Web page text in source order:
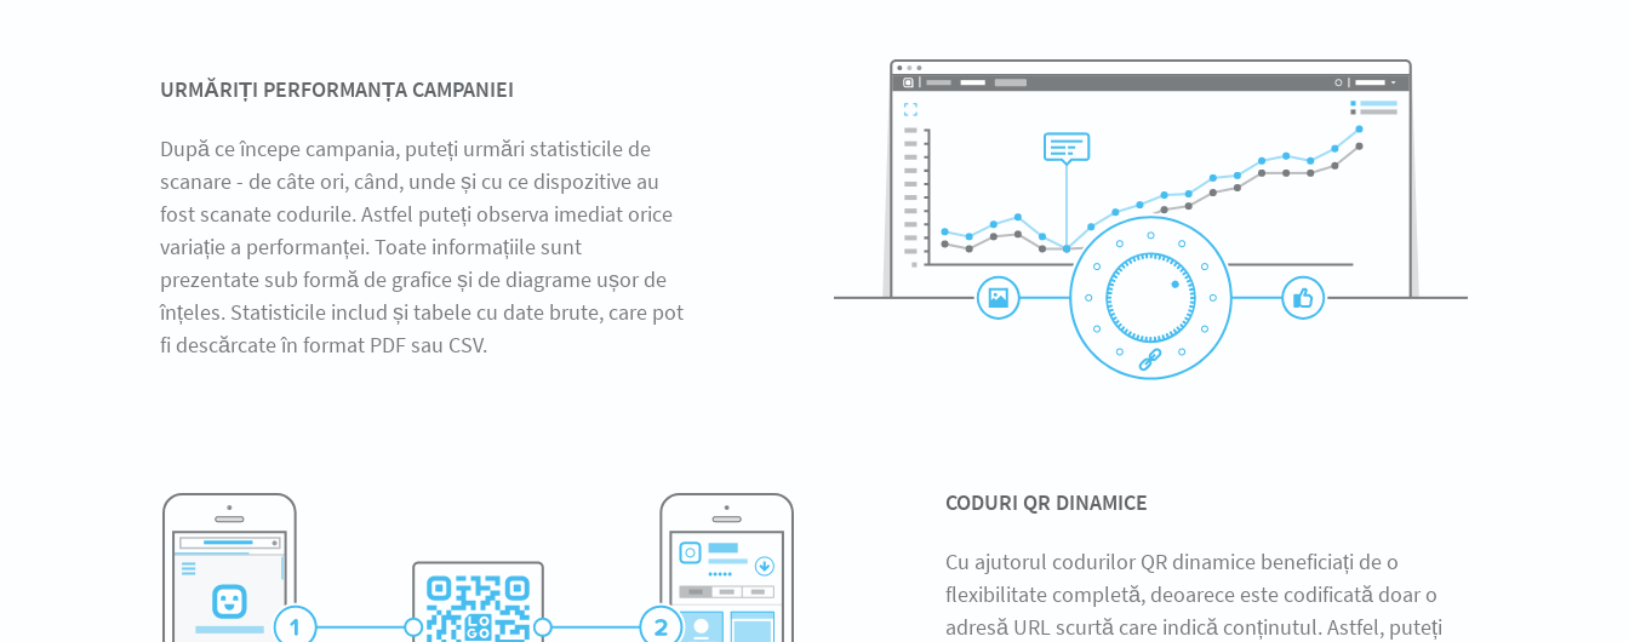
URMĂRIȚI PERFORMANȚA CAMPANIEI
După ce începe campania, puteți urmări statisticile de
scanare - de câte ori, când, unde și cu ce dispozitive au
fost scanate codurile. Astfel puteți observa imediat orice
variație a performanței. Toate informațiile sunt
prezentate sub formă de grafice și de diagrame ușor de
înțeles. Statisticile includ și tabele cu date brute, care pot
fi descărcate în format PDF sau CSV.
CODURI QR DINAMICE
Cu ajutorul codurilor QR dinamice beneficiați de o
flexibilitate completă, deoarece este codificată doar o
adresă URL scurtă care indică conținutul. Astfel, puteți